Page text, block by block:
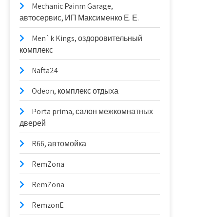
Mechanic Painm Garage,
автосервис, ИП Максименко Е. Е.
Men`k Kings, оздоровительный
комплекс
Nafta24
Odeon, комплекс отдыха
Porta prima, салон межкомнатных
дверей
R66, автомойка
RemZona
RemZona
RemzonE